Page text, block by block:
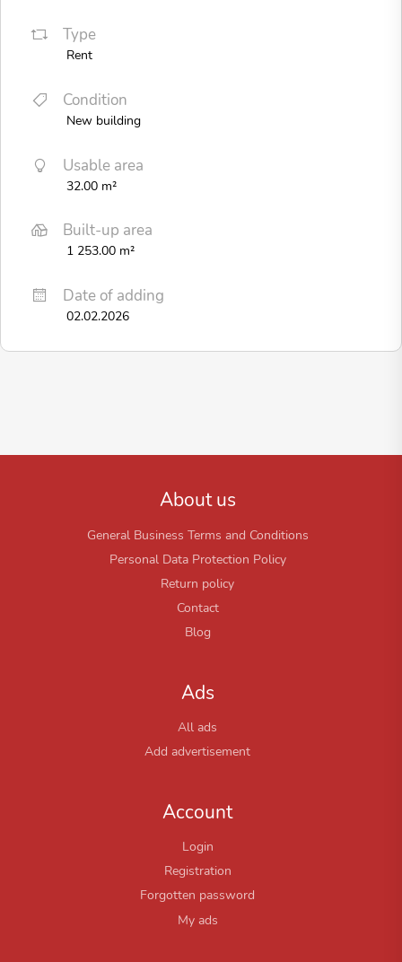
Type
Rent
Condition
New building
Usable area
32.00 m²
Built-up area
1 253.00 m²
Date of adding
02.02.2026
About us
General Business Terms and Conditions
Personal Data Protection Policy
Return policy
Contact
Blog
Ads
All ads
Add advertisement
Account
Login
Registration
Forgotten password
My ads